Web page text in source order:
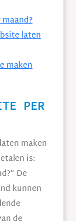
laten
maken
PER
maken
is:
De
kunnen